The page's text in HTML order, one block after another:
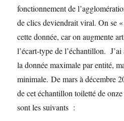
fonctionnement de
de clics deviendrait viral. On se
cette donnée, car on augmente
l’écart-type de l’échantillon.
la donnée maximale par entité,
minimale. De mars à décembre
de cet échantillon toiletté de
sont les suivants :